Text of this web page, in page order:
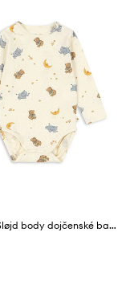
Konges Sløjd body dojčenské bavlnené s elastanom BASIC LS BODY GOTS